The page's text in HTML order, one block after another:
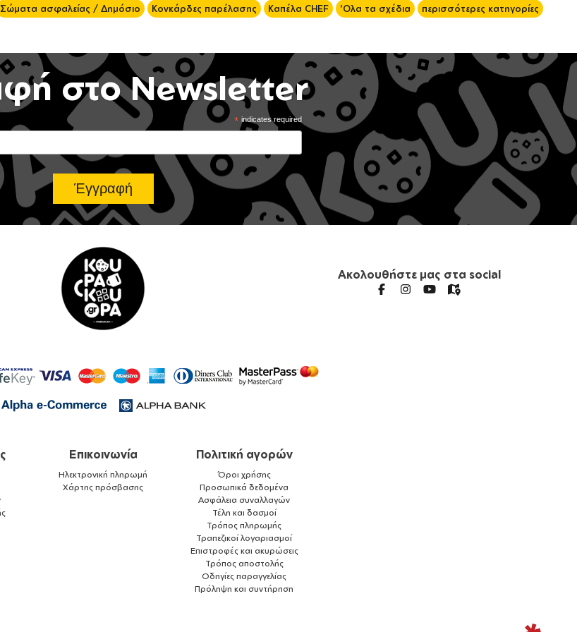
Σώματα ασφαλείας / Δημόσιο Κονκάρδες παρέλασης Καπέλα CHEF 'Ολα τα σχέδια περισσότερες κατηγορίες
στο Newsletter
*indicates required
Ακολουθήστε μας στα social
Επικοινωνία
Ηλεκτρονική πληρωμή
Χάρτης πρόσβασης
Πολιτική αγορών
Όροι χρήσης
Προσωπικά δεδομένα
Ασφάλεια συναλλαγών
Τέλη και δασμοί
Τρόπος πληρωμής
Τραπεζικοί λογαριασμοί
Επιστροφές και ακυρώσεις
Τρόπος αποστολής
Οδηγίες παραγγελίας
Πρόληψη και συντήρηση